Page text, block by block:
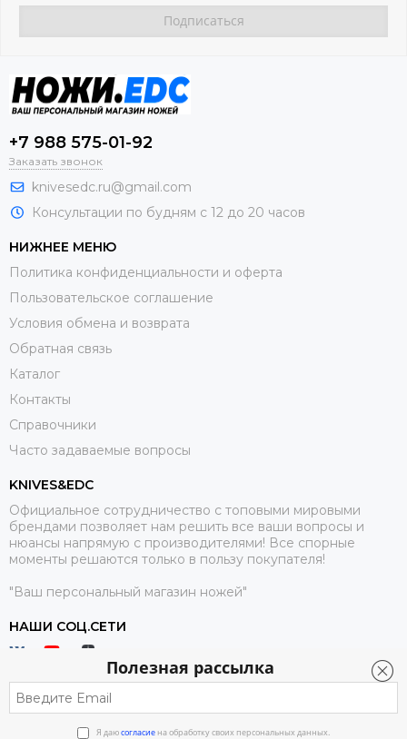
Полезная рассылка
Я даюсогласие на обработку своих персональных данных.
+7 988 575-01-92
Заказать звонок
knivesedc.ru@gmail.com
Консультации по будням с 12 до 20 часов
НИЖНЕЕ МЕНЮ
Политика конфиденциальности и оферта
Пользовательское соглашение
Условия обмена и возврата
Обратная связь
Каталог
Контакты
Справочники
Часто задаваемые вопросы
KNIVES&EDC
Официальное сотрудничество с топовыми мировыми
брендами позволяет нам решить все ваши вопросы и
нюансы напрямую с производителями! Все спорные
моменты решаются только в пользу покупателя!
"Ваш персональный магазин ножей"
НАШИ СОЦ.СЕТИ